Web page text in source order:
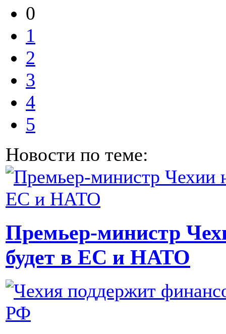
0
1
2
3
4
5
Новости по теме:
Премьер-министр
будет в ЕС и НАТО